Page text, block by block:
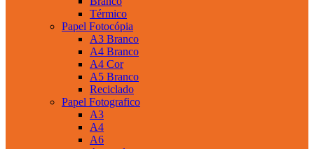
Térmico
Papel Fotocópia
A3 Branco
A4 Branco
A4 Cor
A5 Branco
Reciclado
Papel Fotografico
A3
A4
A6